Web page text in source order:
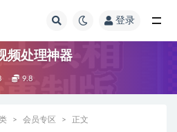
登录
频处理神器
9.8
会员专区 正文